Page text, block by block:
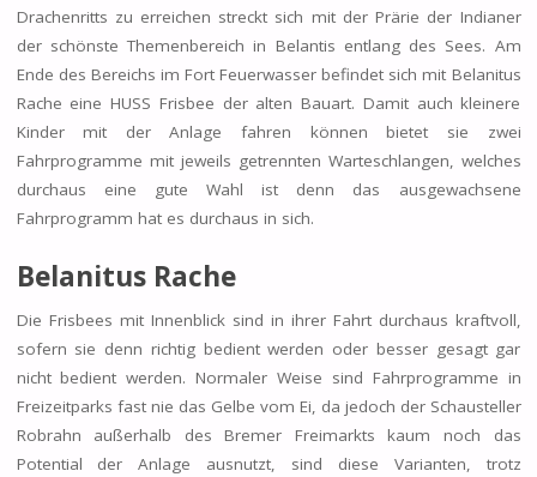
Drachenritts zu erreichen streckt sich mit der Prärie der Indianer
der schönste Themenbereich in Belantis entlang des Sees. Am
Ende des Bereichs im Fort Feuerwasser befindet sich mit Belanitus
Rache eine HUSS Frisbee der alten Bauart. Damit auch kleinere
Kinder mit der Anlage fahren können bietet sie zwei
Fahrprogramme mit jeweils getrennten Warteschlangen, welches
durchaus eine gute Wahl ist denn das ausgewachsene
Fahrprogramm hat es durchaus in sich.
Belanitus Rache
Die Frisbees mit Innenblick sind in ihrer Fahrt durchaus kraftvoll,
sofern sie denn richtig bedient werden oder besser gesagt gar
nicht bedient werden. Normaler Weise sind Fahrprogramme in
Freizeitparks fast nie das Gelbe vom Ei, da jedoch der Schausteller
Robrahn außerhalb des Bremer Freimarkts kaum noch das
Potential der Anlage ausnutzt, sind diese Varianten, trotz